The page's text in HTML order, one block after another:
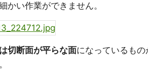
かい作業ができません。
切断面が平らな面になっているも